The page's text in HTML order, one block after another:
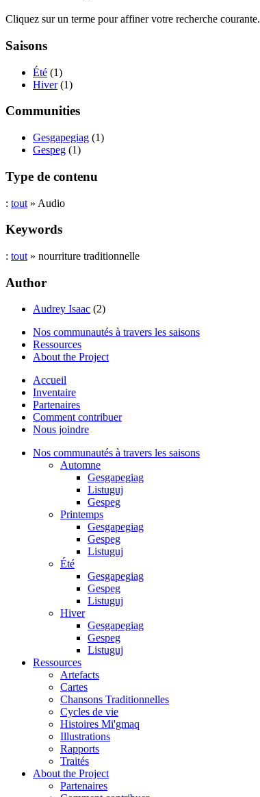
Cliquez sur un terme pour affiner votre recherche courante.
Saisons
Été (1)
Hiver(1)
Communities
Gesgapegiag (1)
Gespeg (1)
Type de contenu
: tout » Audio
Keywords
: tout » nourriture traditionnelle
Author
Audrey Isaac (2)
Nos communautés à travers les saisons
Ressources
About the Project
Accueil
Inventaire
Partenaires
Comment contribuer
Nous joindre
Nos communautés à travers les saisons
Automne
Gesgapegiag
Listuguj
Gespeg
Printemps
Gesgapegiag
Gespeg
Listuguj
Été
Gesgapegiag
Gespeg
Listuguj
Hiver
Gesgapegiag
Gespeg
Listuguj
Ressources
Artefacts
Cartes
Chansons Traditionnelles
Cycles de vie
Histoires Mi'gmaq
Illustrations
Rapports
Traités
About the Project
Partenaires